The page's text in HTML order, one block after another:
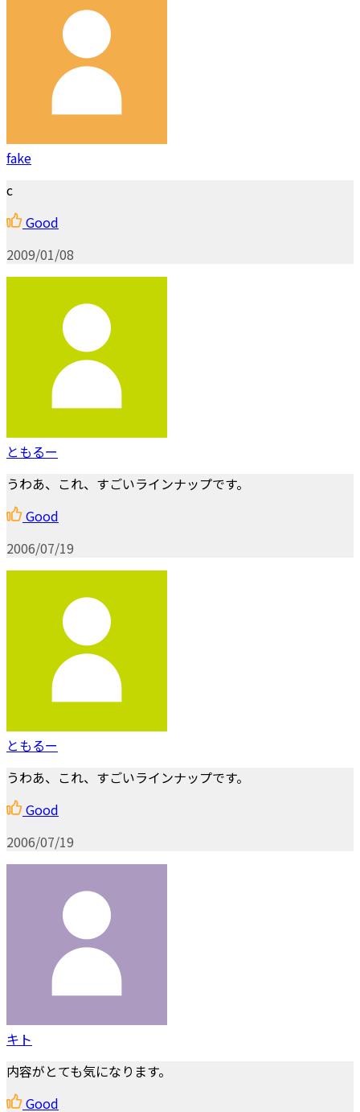
fake
c
Good
2009/01/08
ともるー
うわあ、これ、すごいラインナップです。
Good
2006/07/19
ともるー
うわあ、これ、すごいラインナップです。
Good
2006/07/19
キト
内容がとても気になります。
Good